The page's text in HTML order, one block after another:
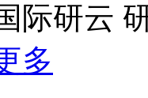
际研云
多